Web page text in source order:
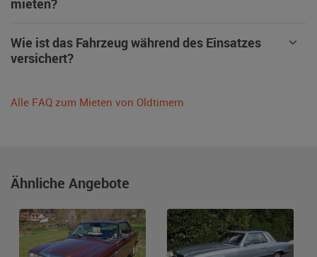
mieten?
Wie ist das Fahrzeug während des Einsatzes
versichert?
Alle FAQ zum Mieten von Oldtimern
Ähnliche Angebote